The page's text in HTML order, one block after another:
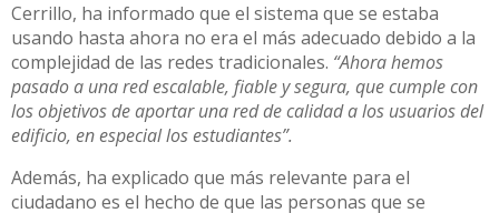
Cerrillo, ha informado que el sistema que se estaba
usando hasta ahora no era el más adecuado debido a la
complejidad de las redes tradicionales. “Ahora hemos
pasado a una red escalable, fiable y segura, que cumple con
los objetivos de aportar una red de calidad a los usuarios del
edificio, en especial los estudiantes”.
Además, ha explicado que más relevante para el
ciudadano es el hecho de que las personas que se